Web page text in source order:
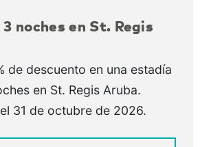
3 noches en St. Regis
de descuento en una estadía
en St. Regis Aruba.
31 de octubre de 2026.